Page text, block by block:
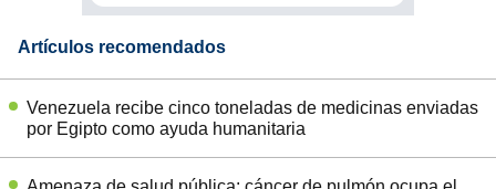
Artículos recomendados
Venezuela recibe cinco toneladas de medicinas enviadas
por Egipto como ayuda humanitaria